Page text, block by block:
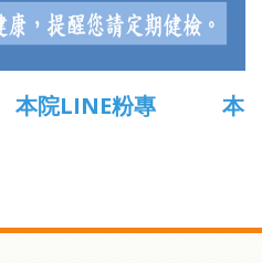
本院LINE粉專
本